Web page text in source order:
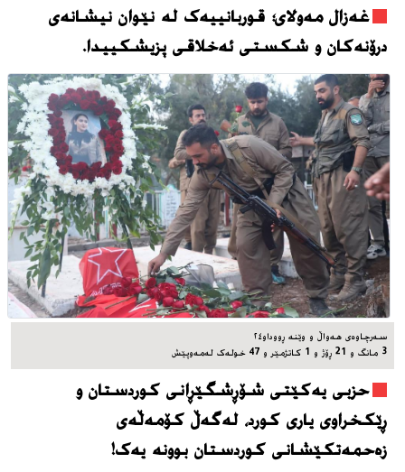
غەزال مەولای؛ قوربانییەک لە نێوان نیشانەی
درۆنەکان و شکستی ئەخلاقی پزیشکییدا.
سه‌رچاوه‌ی هه‌واڵ و وێنه‌ ڕووداو٢٤
3 مانگ و 21 ڕۆژ و 1 کاتژمێر و 47 خوله‌ک له‌مه‌وپێش‌
حزبی یەکێتی شۆڕشگێڕانی کوردستان و
ڕێکخراوی یاری کورد، له‌گه‌ڵ کۆمەڵەی
زەحمەتکێشانی کوردستان بوونه‌ یه‌ک!